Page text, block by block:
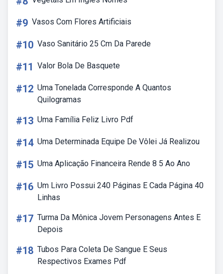
#9 Vasos Com Flores Artificiais
#10 Vaso Sanitário 25 Cm Da Parede
#11 Valor Bola De Basquete
#12 Uma Tonelada Corresponde A Quantos
Quilogramas
#13 Uma Família Feliz Livro Pdf
#14 Uma Determinada Equipe De Vôlei Já Realizou
#15 Uma Aplicação Financeira Rende 8 5 Ao Ano
#16 Um Livro Possui 240 Páginas E Cada Página 40
Linhas
#17 Turma Da Mônica Jovem Personagens Antes E
Depois
#18 Tubos Para Coleta De Sangue E Seus
Respectivos Exames Pdf